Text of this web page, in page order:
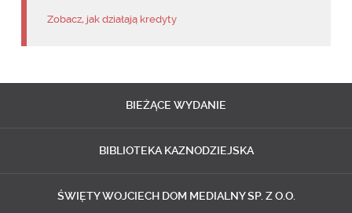
Zobacz, jak działają kredyty
BIEŻĄCE WYDANIE
BIBLIOTEKA KAZNODZIEJSKA
ŚWIĘTY WOJCIECH DOM MEDIALNY SP. Z O.O.